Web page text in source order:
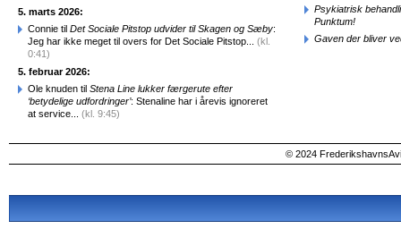
5. marts 2026:
Connie til Det Sociale Pitstop udvider til Skagen og Sæby:
Jeg har ikke meget til overs for Det Sociale Pitstop... (kl.
0:41)
5. februar 2026:
Ole knuden til Stena Line lukker færgerute efter
‘betydelige udfordringer’: Stenaline har i årevis ignoreret
at service... (kl. 9:45)
Psykiatrisk
Punktum!
Gaven der bliver
© 2024